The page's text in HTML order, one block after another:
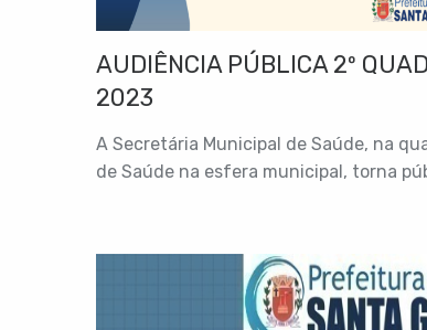
AUDIÊNCIA PÚBLICA 2º
2023
A Secretária Municipal de Saúde, na
de Saúde na esfera municipal, torna